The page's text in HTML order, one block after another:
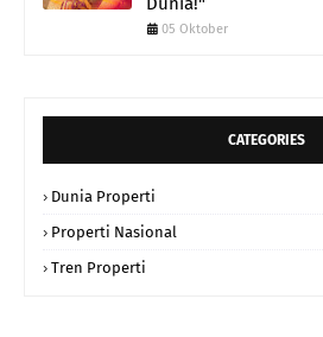
05 Oktober
CATEGORIES
Dunia Properti
Properti Nasional
Tren Properti